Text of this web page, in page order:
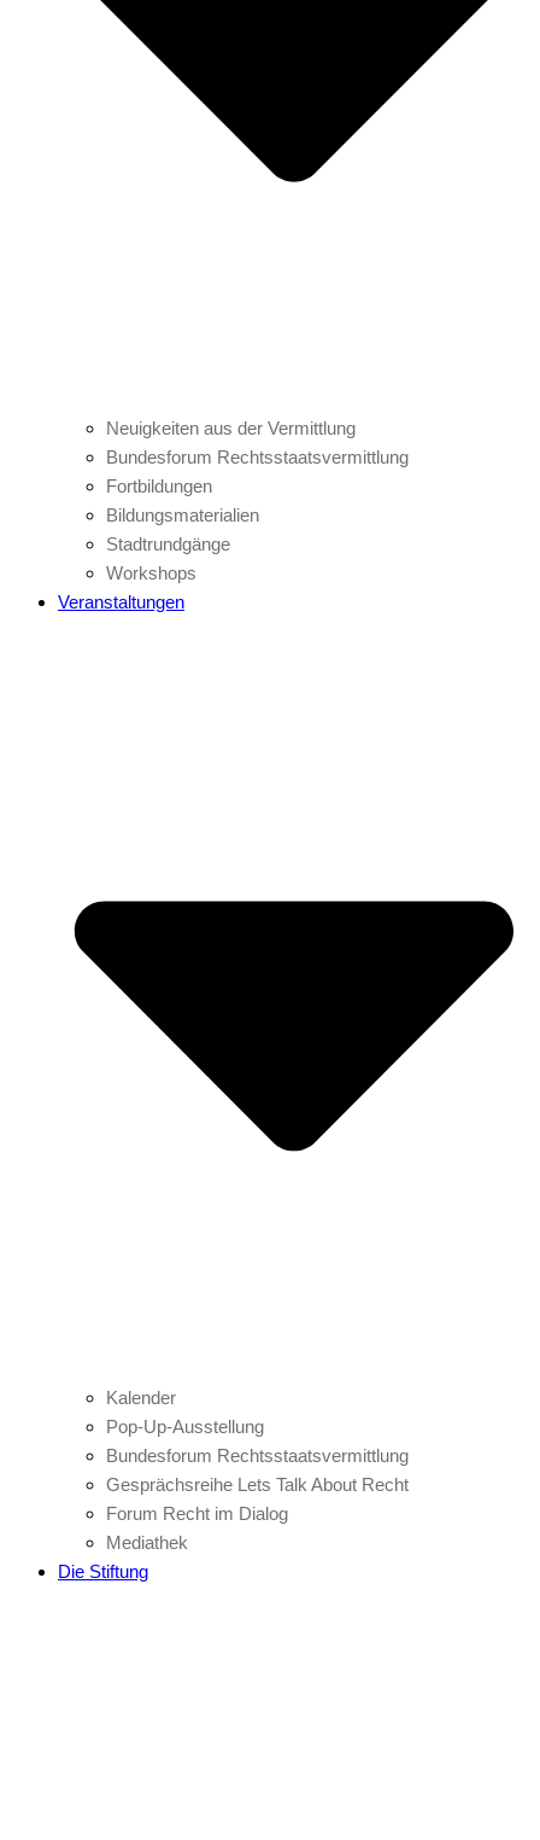
Neuigkeiten aus der Vermittlung
Bundesforum Rechtsstaatsvermittlung
Fortbildungen
Bildungsmaterialien
Stadtrundgänge
Workshops
Veranstaltungen
Kalender
Pop-Up-Ausstellung
Bundesforum Rechtsstaatsvermittlung
Gesprächsreihe Lets Talk About Recht
Forum Recht im Dialog
Mediathek
Die Stiftung